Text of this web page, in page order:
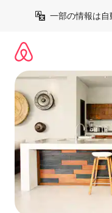
一部の情報は自